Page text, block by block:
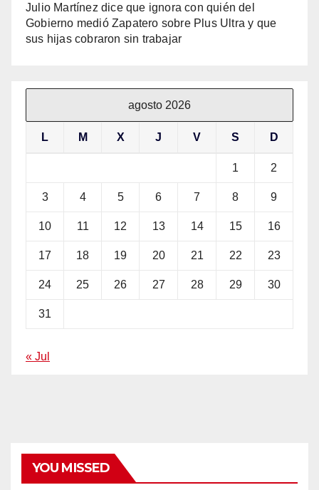
Julio Martínez dice que ignora con quién del
Gobierno medió Zapatero sobre Plus Ultra y que
sus hijas cobraron sin trabajar
agosto 2026
L M X J V S D
1 2
3 4 5 6 7 8 9
10 11 12 13 14 15 16
17 18 19 20 21 22 23
24 25 26 27 28 29 30
31
« Jul
YOU MISSED